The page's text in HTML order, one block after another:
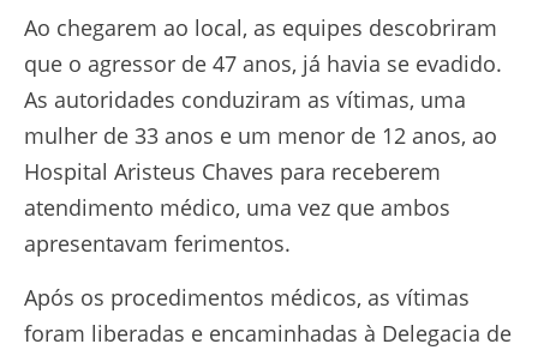
Ao chegarem ao local, as equipes descobriram
que o agressor de 47 anos, já havia se evadido.
As autoridades conduziram as vítimas, uma
mulher de 33 anos e um menor de 12 anos, ao
Hospital Aristeus Chaves para receberem
atendimento médico, uma vez que ambos
apresentavam ferimentos.
Após os procedimentos médicos, as vítimas
foram liberadas e encaminhadas à Delegacia de